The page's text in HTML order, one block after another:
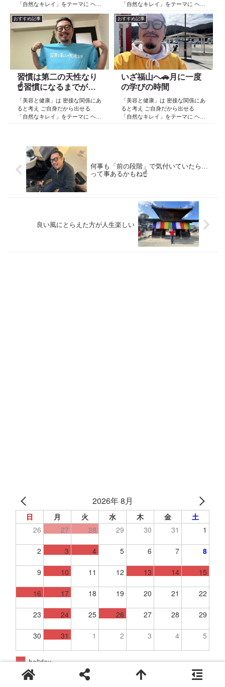
「自然なキレイ」をテーマに ヘア
の 「根本改善」を目的とした美容
院 Def 古江です 2023年３月30日
より スタートしたこのブログ
日々の事や...
「自然なキレイ」をテーマに ヘア
の 「根本改善」を目的とした美容
院 Def 古江です 2023年３月30日
より スタートしたこのブログ
日々の事や...
おすすめ記事
習慣は第二の天性なり
☝️習慣になるまでが…
「美容と健康」は 密接な関係にあ
ると考え ご自身だから出せる
「自然なキレイ」をテーマに ヘア
より スタートしたこのブログ
日々の事や...
おすすめ記事
いざ福山へ🚗月に一度
の学びの時間
「美容と健康」は 密接な関係にあ
ると考え ご自身だから出せる
「自然なキレイ」をテーマに ヘア
何事も「前の段階」で気付いていたら…
って事あるかもね☝️
良い風にとらえた方が人生楽しい
2026年 8月
日 月 火 水 木 金
土
26
27 28 29 30 31 1
2 3 4 5 6 7 8
9 10 11 12 13 14 15
16 17 18 19 20 21 22
23 24 25 26 27 28 29
30 31 1 2 3 4 5
holiday